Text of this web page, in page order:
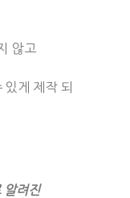
않고
있게 제작 되
알려진